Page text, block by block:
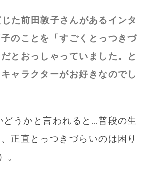
た前田敦子さんがあるインタ
のことを「すごくとっつきづ
とおっしゃっていました。と
ャラクターがお好きなのでし
どうかと言われると…普段の生
正直とっつきづらいのは困り
。